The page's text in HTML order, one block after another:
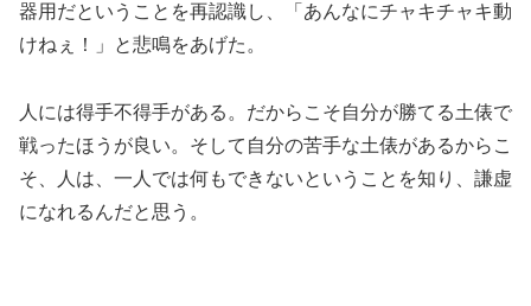
器用だということを再認識し、「あんなにチャキチャキ動
けねぇ！」と悲鳴をあげた。
人には得手不得手がある。だからこそ自分が勝てる土俵で
戦ったほうが良い。そして自分の苦手な土俵があるからこ
そ、人は、一人では何もできないということを知り、謙虚
になれるんだと思う。